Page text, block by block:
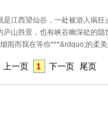
江西望仙谷，一处被游人疯
山胜景，也有峡谷幽深处的
雨而我在等你***&rdquo;的柔
上一页 1 下一页 尾页